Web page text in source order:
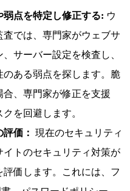
点を特定し修正する: ウ
では、専門家がウェブサ
サーバー設定を検査し、
ある弱点を探します。脆
、専門家が修正を支援
を回避します。
価： 現在のセキュリティ
トのセキュリティ対策が
価します。これには、フ